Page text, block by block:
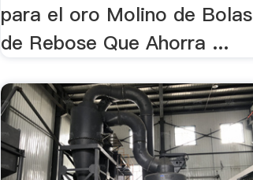
para el oro Molino de Bolas
de Rebose Que Ahorra ...